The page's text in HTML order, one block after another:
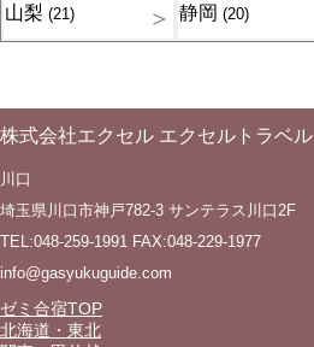
山梨(21) 静岡(20)
株式会社エクセル エクセルトラベル
川口
埼玉県川口市神戸782-3 サンテラス川口2F
TEL:048-259-1991 FAX:048-229-1977
info@gasyukuguide.com
ゼミ合宿TOP
北海道・東北